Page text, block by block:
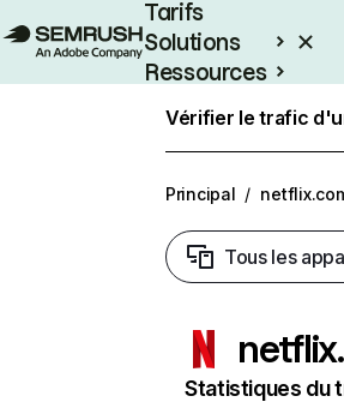
Tarifs
Solutions
Ressources
Vérifier le trafic
Principal /
Tous les
Statistiques du